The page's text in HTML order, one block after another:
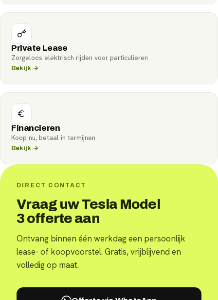
Private Lease
Zorgeloos elektrisch rijden voor particulieren
Bekijk →
Financieren
Koop nu, betaal in termijnen
Bekijk →
DIRECT CONTACT
Vraag uw Tesla Model
3 offerte aan
Ontvang binnen één werkdag een persoonlijk
lease- of koopvoorstel. Gratis, vrijblijvend en
volledig op maat.